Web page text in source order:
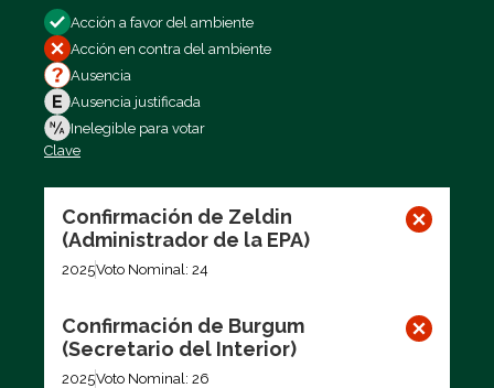
Filtrar por
Acción a favor del ambiente
Acción en contra del ambiente
Ausencia
Ausencia justificada
Inelegible para votar
Clave
Confirmación de Zeldin
(Administrador de la EPA)
2025Voto Nominal: 24
Confirmación de Burgum
(Secretario del Interior)
2025Voto Nominal: 26